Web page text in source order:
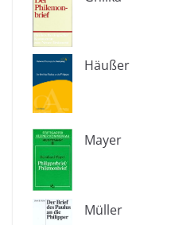
Häußer
Mayer
Müller